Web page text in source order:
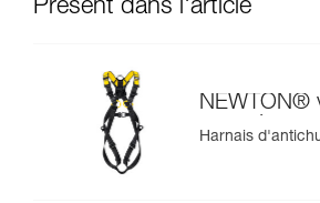
Présent dans l'article
NEWTON®
européenne
Harnais